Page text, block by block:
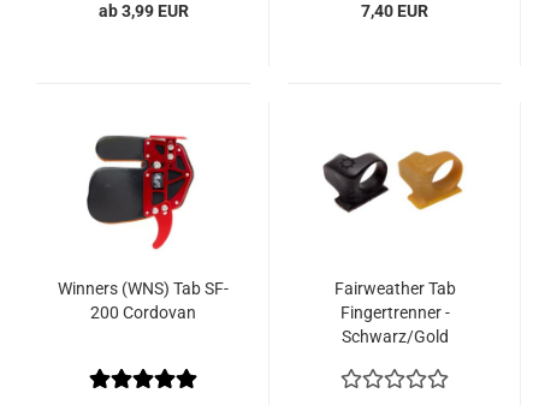
ab 3,99 EUR 7,40 EUR
Winners (WNS) Tab SF-
200 Cordovan
Fairweather Tab
Fingertrenner -
Schwarz/Gold